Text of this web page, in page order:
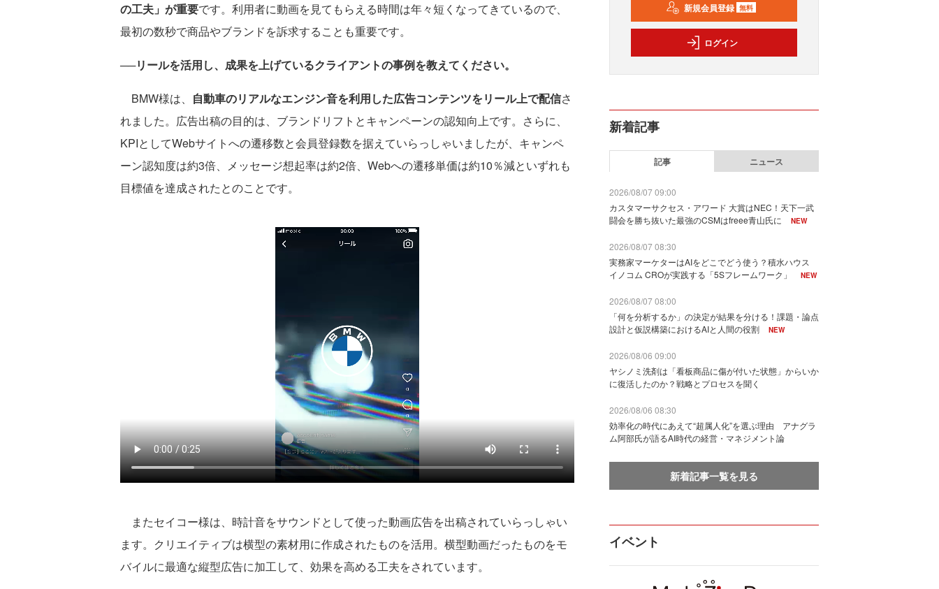
の工夫」が重要です。利用者に動画を見てもらえる時間は年々短くなってきているので、
最初の数秒で商品やブランドを訴求することも重要です。
──リールを活用し、成果を上げているクライアントの事例を教えてください。
BMW様は、 自動車のリアルなエンジン音を利用した広告コンテンツをリール上で配信さ
れました。広告出稿の目的は、ブランドリフトとキャンペーンの認知向上です。さらに、
KPIとしてWebサイトへの遷移数と会員登録数を据えていらっしゃいましたが、キャンペ
ーン認知度は約3倍、メッセージ想起率は約2倍、Webへの遷移単価は約10％減といずれも
目標値を達成されたとのことです。
またセイコー様は、時計音をサウンドとして使った動画広告を出稿されていらっしゃい
ます。クリエイティブは横型の素材用に作成されたものを活用。横型動画だったものをモ
バイルに最適な縦型広告に加工して、効果を高める工夫をされています。
新規会員登録 無料
ログイン
新着記事
記事 ニュース
2026/08/07 09:00
カスタマーサクセス・アワード 大賞はNEC！天下一武
闘会を勝ち抜いた最強のCSMはfreee青山氏に
NEW
2026/08/07 08:30
実務家マーケターはAIをどこでどう使う？積水ハウス
イノコム CROが実践する「5Sフレームワーク」
NEW
2026/08/07 08:00
「何を分析するか」の決定が結果を分ける！課題・論点
設計と仮説構築におけるAIと人間の役割
NEW
2026/08/06 09:00
ヤシノミ洗剤は「看板商品に傷が付いた状態」からいか
に復活したのか？戦略とプロセスを聞く
2026/08/06 08:30
効率化の時代にあえて“超属人化”を選ぶ理由 アナグラ
ム阿部氏が語るAI時代の経営・マネジメント論
新着記事一覧を見る
イベント